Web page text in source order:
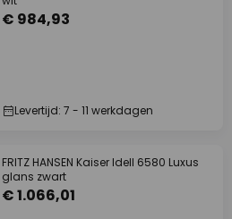
€ 984,93
Levertijd: 7 - 11 werkdagen
FRITZ HANSEN Kaiser Idell 6580 Luxus
glans zwart
€ 1.066,01